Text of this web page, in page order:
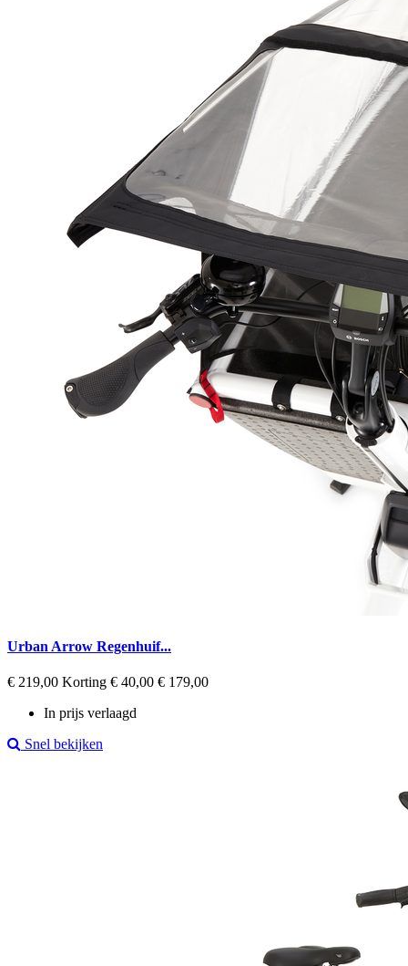
Urban Arrow Regenhuif...
Regular
€ 219,00 Korting € 40,00 Prijs
€ 179,00
In prijs verlaagd
Snel bekijken